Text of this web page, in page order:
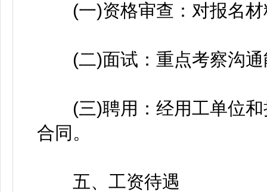
(一)资格审查：对报名材
(二)面试：重点考察沟通
(三)聘用：经用工单位和
合同。
五、工资待遇